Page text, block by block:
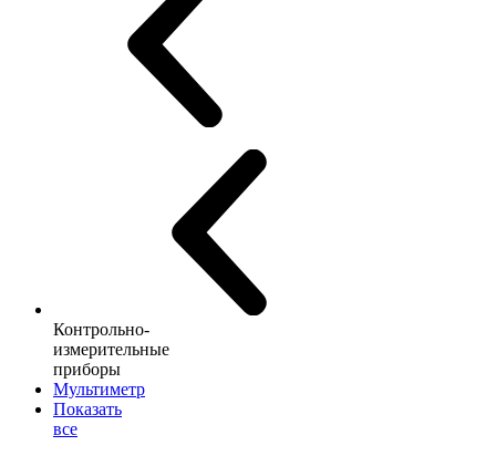
Контрольно-
измерительные
приборы
Мультиметр
Показать
все